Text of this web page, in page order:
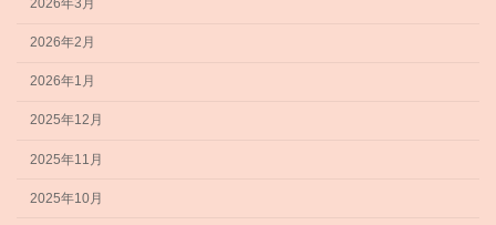
2026年3月
2026年2月
2026年1月
2025年12月
2025年11月
2025年10月